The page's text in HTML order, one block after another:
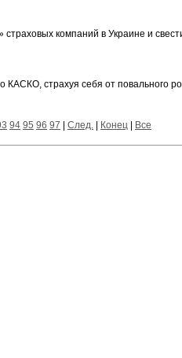
страховых компаний в Украине и
КАСКО, страхуя себя от повального
94 95 96 97 След. Конец Все